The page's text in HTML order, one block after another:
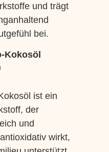
und trägt
bei.
Kokosöl
ist ein
der
und
wirkt,